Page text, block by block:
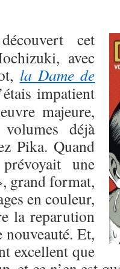
cet
avec
la Dame de
impatient
majeure,
déjà
Pika. Quand
une
grand format,
en couleur,
la reparution
nouveauté. Et,
excellent que